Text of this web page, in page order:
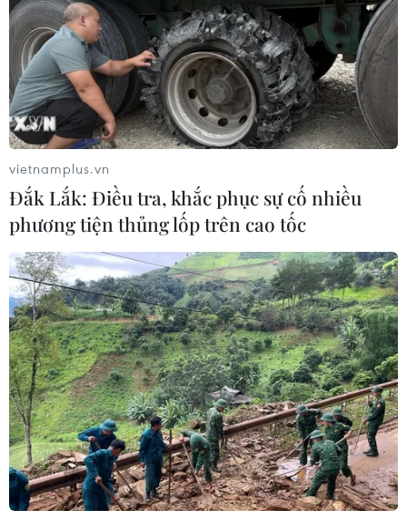
vietnamplus.vn
Đắk Lắk: Điều tra, khắc phục sự cố nhiều
phương tiện thủng lốp trên cao tốc